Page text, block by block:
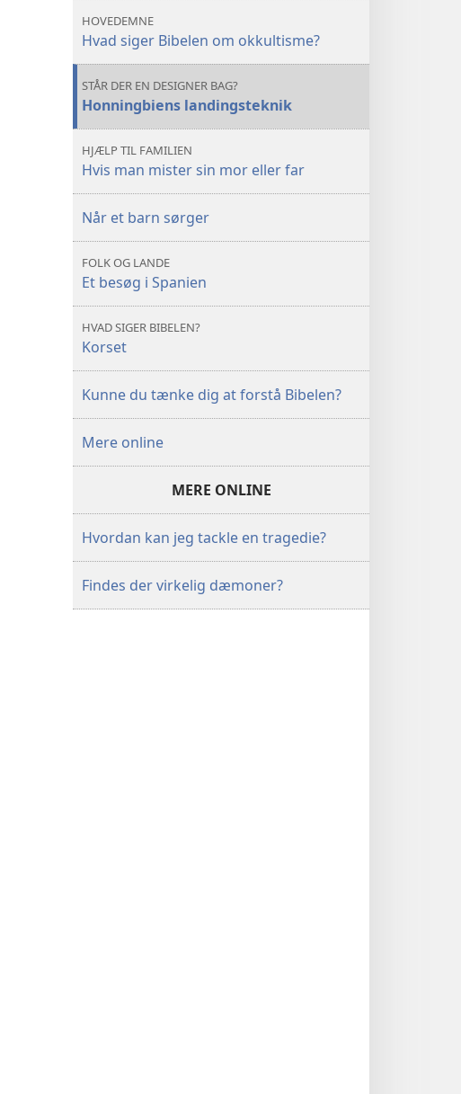
bag
overnaturlige?
bag
overnaturlige?
HOVEDEMNE
Hvad siger Bibelen om okkultisme?
STÅR DER EN DESIGNER BAG?
Honningbiens landingsteknik
HJÆLP TIL FAMILIEN
Hvis man mister sin mor eller far
Når et barn sørger
FOLK OG LANDE
Et besøg i Spanien
HVAD SIGER BIBELEN?
Korset
Kunne du tænke dig at forstå Bibelen?
Mere online
MERE ONLINE
Hvordan kan jeg tackle en tragedie?
Findes der virkelig dæmoner?